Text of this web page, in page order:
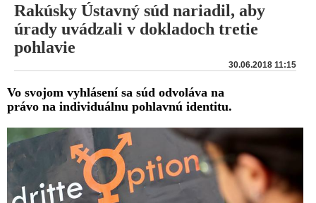
Rakúsky Ústavný súd nariadil, aby
úrady uvádzali v dokladoch tretie
pohlavie
30.06.2018 11:15
Vo svojom vyhlásení sa súd odvoláva na
právo na individuálnu pohlavnú identitu.